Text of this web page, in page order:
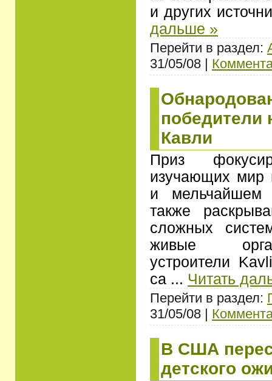
и других
дальше »
Перейти в раздел:
31/05/08 |
победители
Кавли
Приз
изучающих мир
и
также
сложных
живые
устроители
са ... Читать
Перейти в раздел:
31/05/08 |
В США
детского